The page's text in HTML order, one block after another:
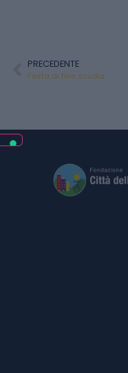
PRECEDENTE
Festa di fine scuola